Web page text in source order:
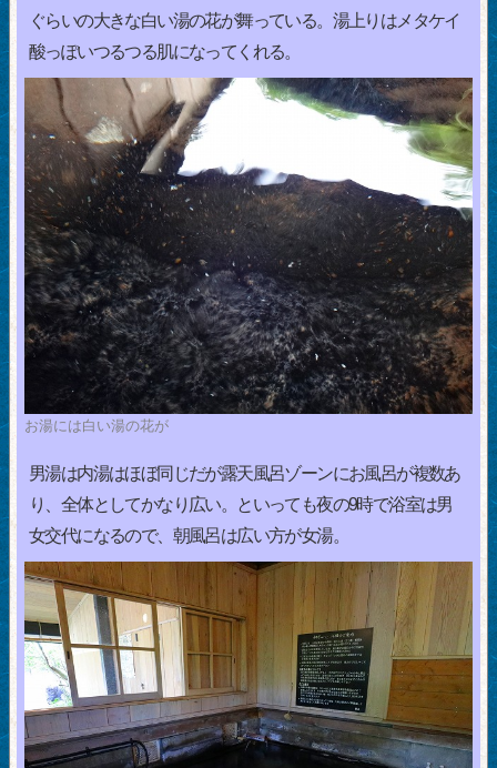
ぐらいの大きな白い湯の花が舞っている。湯上りはメタケイ
酸っぽいつるつる肌になってくれる。
お湯には白い湯の花が
男湯は内湯はほぼ同じだが露天風呂ゾーンにお風呂が複数あ
り、全体としてかなり広い。といっても夜の9時で浴室は男
女交代になるので、朝風呂は広い方が女湯。